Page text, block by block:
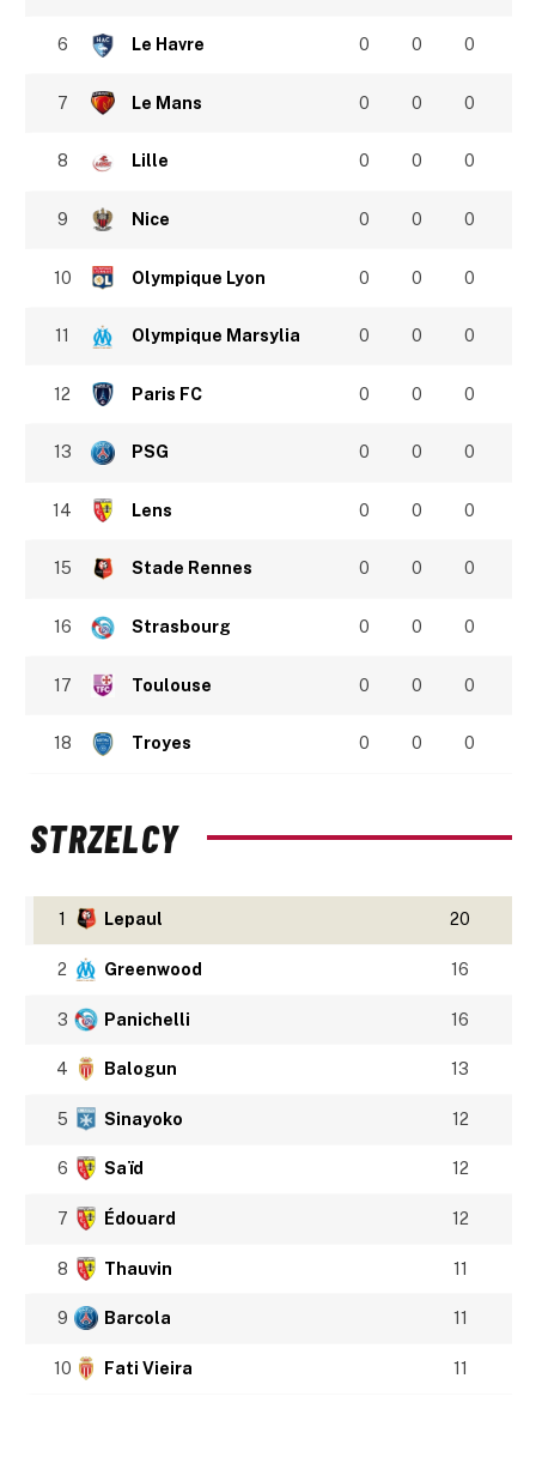
6 Le Havre 0 0 0
7 Le Mans 0 0 0
8 Lille 0 0 0
9 Nice 0 0 0
10 Olympique Lyon 0 0 0
11 Olympique Marsylia 0 0 0
12 Paris FC 0 0 0
13 PSG 0 0 0
14 Lens 0 0 0
15 Stade Rennes 0 0 0
16 Strasbourg 0 0 0
17 Toulouse 0 0 0
18 Troyes 0 0 0
STRZELCY
1 Lepaul 20
2 Greenwood 16
3 Panichelli 16
4 Balogun 13
5 Sinayoko 12
6 Saïd 12
7 Édouard 12
8 Thauvin 11
9 Barcola 11
10 Fati Vieira 11